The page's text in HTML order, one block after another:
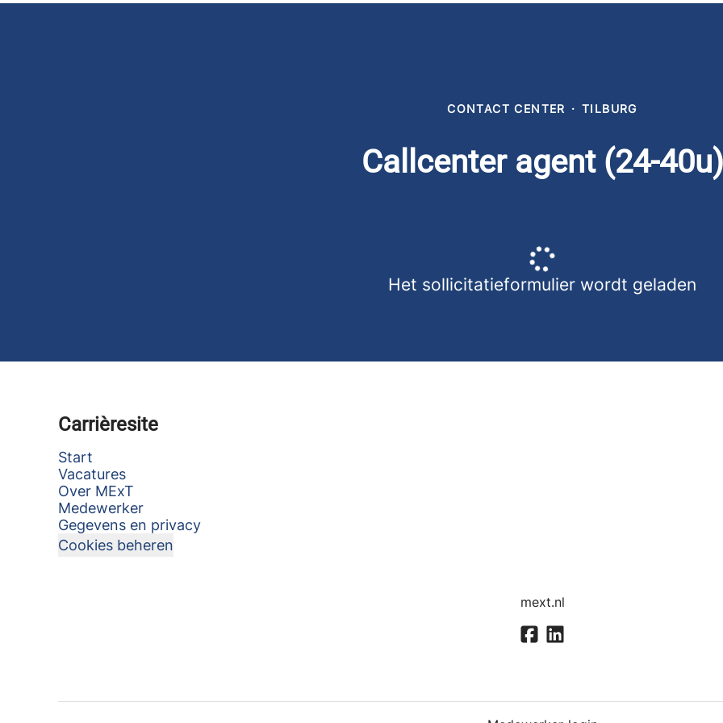
CONTACT CENTER · TILBURG
Callcenter agent (24-40u)
Het sollicitatieformulier wordt geladen
Carrièresite
Start
Vacatures
Over MExT
Medewerker
Gegevens en privacy
Cookies beheren
mext.nl